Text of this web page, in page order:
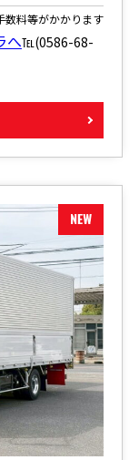
料等がかかります
へ℡(0586-68-